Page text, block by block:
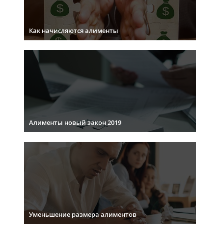
Как начисляются алименты
Алименты новый закон 2019
Уменьшение размера алиментов